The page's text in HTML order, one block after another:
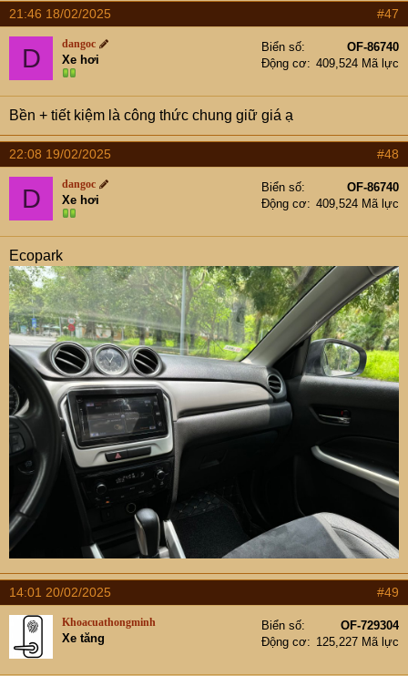
21:46 18/02/2025 #47
D dangoc
Xe hơi
Biển số
OF-86740
Động cơ
409,524 Mã lực
Bền + tiết kiệm là công thức chung giữ giá ạ
22:08 19/02/2025 #48
D dangoc
Xe hơi
Biển số
OF-86740
Động cơ
409,524 Mã lực
Ecopark
14:01 20/02/2025 #49
Khoacuathongminh
Xe tăng
Biển số
OF-729304
Động cơ
125,227 Mã lực